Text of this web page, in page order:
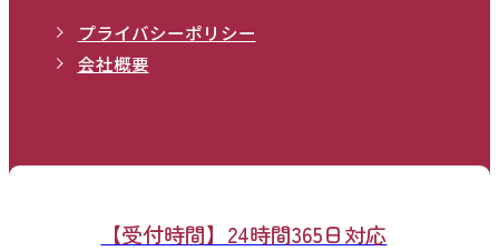
プライバシーポリシー
会社概要
【受付時間】24時間365日対応